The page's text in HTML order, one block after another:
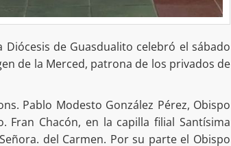
de Guasdualito celebró el sábado
de la Merced, patrona de los privados de
Pablo Modesto González Pérez, Obispo
Fran Chacón, en la capilla filial Santísima
del Carmen. Por su parte el Obispo